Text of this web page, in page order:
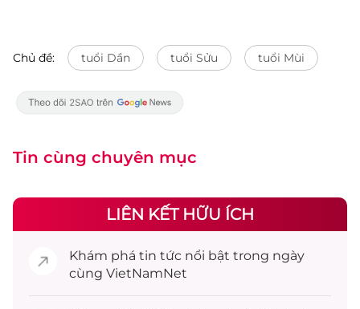
Chủ đề: tuổi Dần tuổi Sửu tuổi Mùi
Tin cùng chuyên mục
LIÊN KẾT HỮU ÍCH
Khám phá tin tức nổi bật trong ngày
cùng VietNamNet